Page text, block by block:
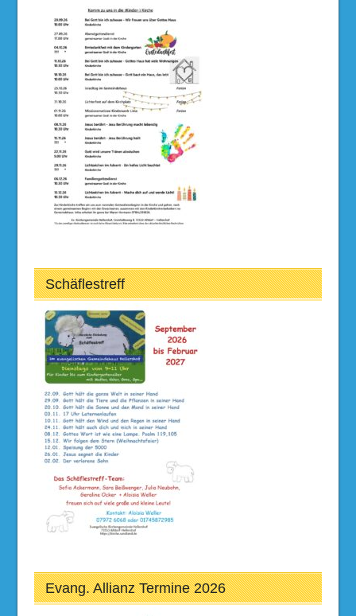
Schäflestreff
Evang. Allianz Termine 2026